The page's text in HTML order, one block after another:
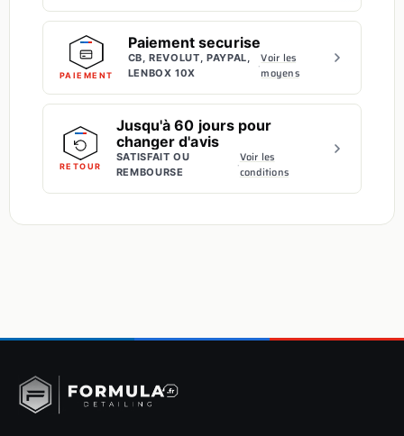
PAIEMENT
Paiement securise
CB, REVOLUT, PAYPAL,
LENBOX 10X
·Voir les
moyens
RETOUR
Jusqu'à 60 jours pour
changer d'avis
SATISFAIT OU
REMBOURSE
·Voir les
conditions